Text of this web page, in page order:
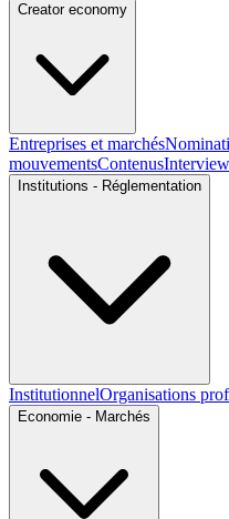
Creator economy
Entreprises et marchés
mouvementsContenusInterview
Institutions - Réglementation
InstitutionnelOrganisations
Economie - Marchés